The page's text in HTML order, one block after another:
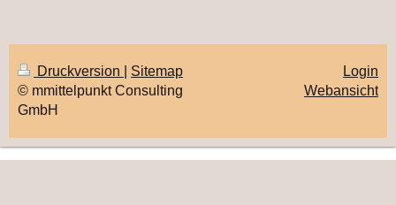
Druckversion
Sitemap
© mmittelpunkt Consulting
GmbH
Login
Webansicht